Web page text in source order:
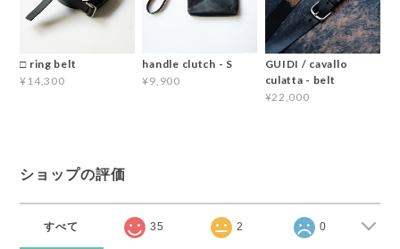
□ ring belt
¥14,300
handle clutch - S
¥9,900
GUIDI / cavallo
culatta - belt
¥22,000
ショップの評価
すべて 35 2 0